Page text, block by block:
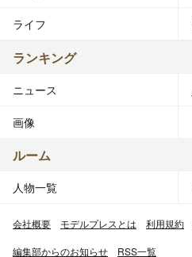
ライフ
ランキング
ニュース
画像
ルーム
人物一覧
会社概要 モデルプレスとは 利用規約
編集部からのお知らせ RSS一覧